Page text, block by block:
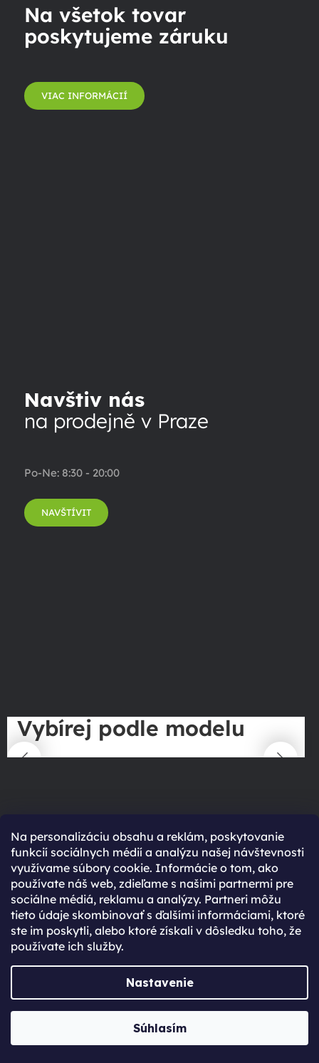
Na personalizáciu obsahu a reklám, poskytovanie
funkcií sociálnych médií a analýzu našej návštevnosti
využívame súbory cookie. Informácie o tom, ako
používate náš web, zdieľame s našimi partnermi pre
sociálne médiá, reklamu a analýzy. Partneri môžu
tieto údaje skombinovať s ďalšími informáciami, ktoré
ste im poskytli, alebo ktoré získali v dôsledku toho, že
používate ich služby.
Nastavenie
Súhlasím
Na všetok tovar
poskytujeme záruku
VIAC INFORMÁCIÍ
Navštiv nás
na prodejně v Praze
Po-Ne: 8:30 - 20:00
NAVŠTÍVIT
Vybírej podle modelu
Novinky zo sveta technológií
Prejsť do magazínu
spokojení zákazníci